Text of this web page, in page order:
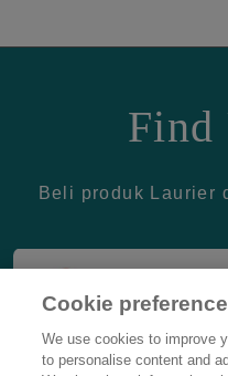
Find
Beli produk Laurier
Cookie preference
We use cookies to improve
to personalise content and